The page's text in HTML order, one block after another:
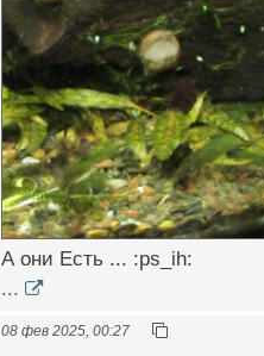
А они Есть ... :ps_ih:
...
08 фев 2025, 00:27